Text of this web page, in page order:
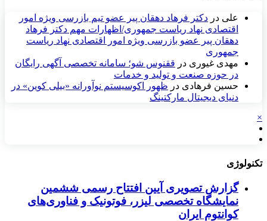
علی در دکتر فرهاد دهقان پیر عضو تيم بازرسی ويژه امور
اقتصادی نهاد رياست جمهوری/اظهارات مهم دکتر فرهاد
دهقان پیر عضو بازرسی ویژه امور اقتصادی نهاد ریاست
جمهوری
مهدی غیوری در ققنوس شو؛ سامانه تخصصی آگهی رایگان
در حوزه صنعت و تولید و خدمات
حسین فرهادی در ظهور اکوسیستم نوآورانه «بیلی کوین» در
دنیای دیجیتال مارکتینگ
×
تکنولوژی
گزارش تصویری آیین افتتاح رسمی ششمین
نمایشگاه تخصصی لیزر، فوتونیک و فناوری‌های
کوانتوم ایران